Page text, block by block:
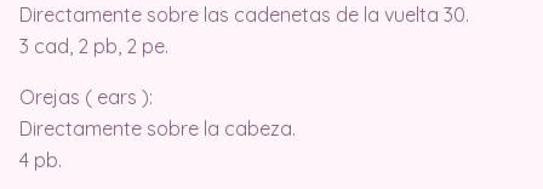
Directamente sobre las cadenetas de la vuelta 30.
3 cad, 2 pb, 2 pe.
Orejas ( ears ):
Directamente sobre la cabeza.
4 pb.